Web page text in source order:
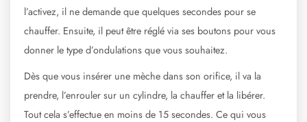
l’activez, il ne demande que quelques secondes pour se
chauffer. Ensuite, il peut être réglé via ses boutons pour vous
donner le type d’ondulations que vous souhaitez.
Dès que vous insérer une mèche dans son orifice, il va la
prendre, l’enrouler sur un cylindre, la chauffer et la libérer.
Tout cela s’effectue en moins de 15 secondes. Ce qui vous